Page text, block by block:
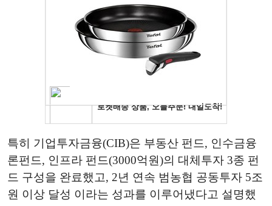
특히 기업투자금융(CIB)은 부동산 펀드, 인수금융
론펀드, 인프라 펀드(3000억원)의 대체투자 3종 펀
드 구성을 완료했고, 2년 연속 범농협 공동투자 5조
원 이상 달성 이라는 성과를 이루어냈다고 설명했